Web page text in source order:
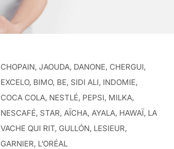
CHOPAIN, JAOUDA, DANONE, CHERGUI,
EXCELO, BIMO, BE, SIDI ALI, INDOMIE,
COCA COLA, NESTLÉ, PEPSI, MILKA,
NESCAFÉ, STAR, AÏCHA, AYALA, HAWAÏ, LA
VACHE QUI RIT, GULLÓN, LESIEUR,
GARNIER, L’ORÉAL